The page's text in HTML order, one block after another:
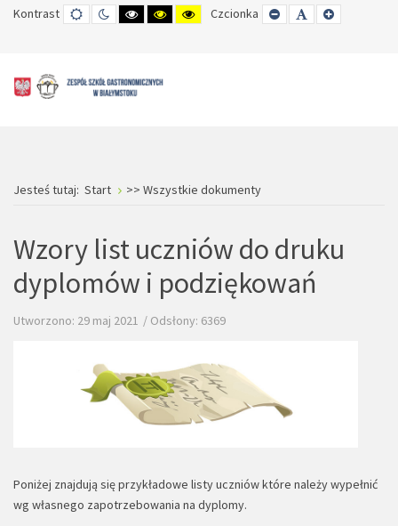
Kontrast TRYB
DOMYŚLNY
TRYB
DZIENNY
WYSOKI
CZARNO-
WYSOKI
CZARNO-
WYSOKI
ŻÓŁTO-
Czcionka SET
SMALLER
SET
DEFAULT
SET
LARGER
Jesteś tutaj: Start >> Wszystkie dokumenty
Wzory list uczniów do druku
dyplomów i podziękowań
Utworzono: 29 maj 2021 Odsłony: 6369
Poniżej znajdują się przykładowe listy uczniów które należy wypełnić
wg własnego zapotrzebowania na dyplomy.